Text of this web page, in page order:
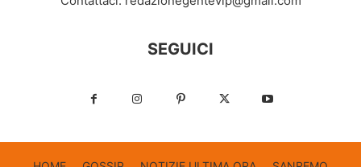
SEGUICI